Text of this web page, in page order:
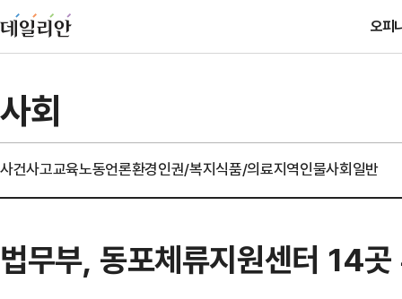
오피
사회
사건사고교육노동언론환경인권/복지식품/의료지역인물사회일반
법무부, 동포체류지원센터 14